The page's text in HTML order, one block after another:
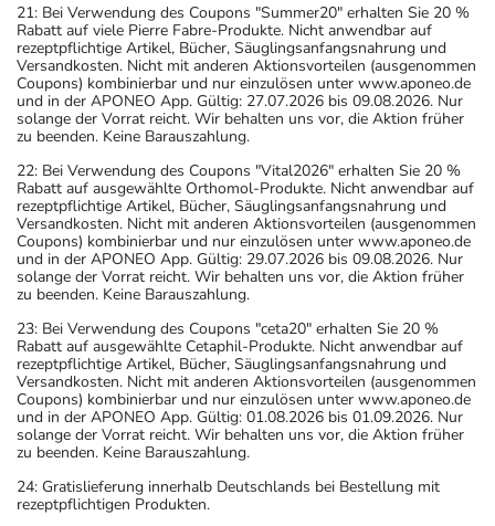
21: Bei Verwendung des Coupons "Summer20" erhalten Sie 20 %
Rabatt auf viele Pierre Fabre-Produkte. Nicht anwendbar auf
rezeptpflichtige Artikel, Bücher, Säuglingsanfangsnahrung und
Versandkosten. Nicht mit anderen Aktionsvorteilen (ausgenommen
Coupons) kombinierbar und nur einzulösen unter www.aponeo.de
und in der APONEO App. Gültig: 27.07.2026 bis 09.08.2026. Nur
solange der Vorrat reicht. Wir behalten uns vor, die Aktion früher
zu beenden. Keine Barauszahlung.
22: Bei Verwendung des Coupons "Vital2026" erhalten Sie 20 %
Rabatt auf ausgewählte Orthomol-Produkte. Nicht anwendbar auf
rezeptpflichtige Artikel, Bücher, Säuglingsanfangsnahrung und
Versandkosten. Nicht mit anderen Aktionsvorteilen (ausgenommen
Coupons) kombinierbar und nur einzulösen unter www.aponeo.de
und in der APONEO App. Gültig: 29.07.2026 bis 09.08.2026. Nur
solange der Vorrat reicht. Wir behalten uns vor, die Aktion früher
zu beenden. Keine Barauszahlung.
23: Bei Verwendung des Coupons "ceta20" erhalten Sie 20 %
Rabatt auf ausgewählte Cetaphil-Produkte. Nicht anwendbar auf
rezeptpflichtige Artikel, Bücher, Säuglingsanfangsnahrung und
Versandkosten. Nicht mit anderen Aktionsvorteilen (ausgenommen
Coupons) kombinierbar und nur einzulösen unter www.aponeo.de
und in der APONEO App. Gültig: 01.08.2026 bis 01.09.2026. Nur
solange der Vorrat reicht. Wir behalten uns vor, die Aktion früher
zu beenden. Keine Barauszahlung.
24: Gratislieferung innerhalb Deutschlands bei Bestellung mit
rezeptpflichtigen Produkten.